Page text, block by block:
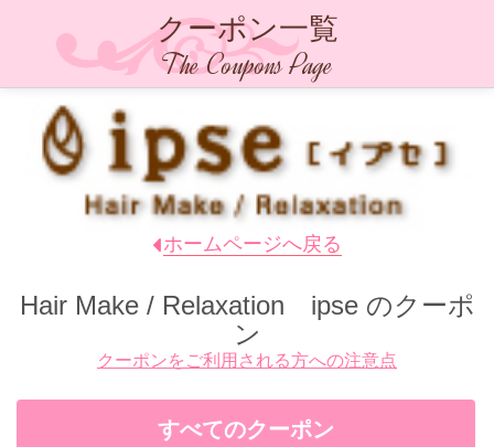
クーポン一覧
The Coupons Page
ホームページへ戻る
Hair Make / Relaxation ipseのクーポ
ン
クーポンをご利用される方への注意点
すべてのクーポン